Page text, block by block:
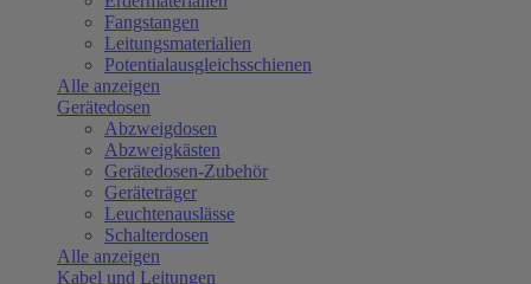
Fangstangen
Leitungsmaterialien
Potentialausgleichsschienen
Alle anzeigen
Gerätedosen
Abzweigdosen
Abzweigkästen
Gerätedosen-Zubehör
Geräteträger
Leuchtenauslässe
Schalterdosen
Alle anzeigen
Kabel und Leitungen